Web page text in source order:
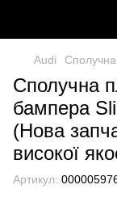
Audi
Сполучна
бампера
(Нова
високої
Артикул: